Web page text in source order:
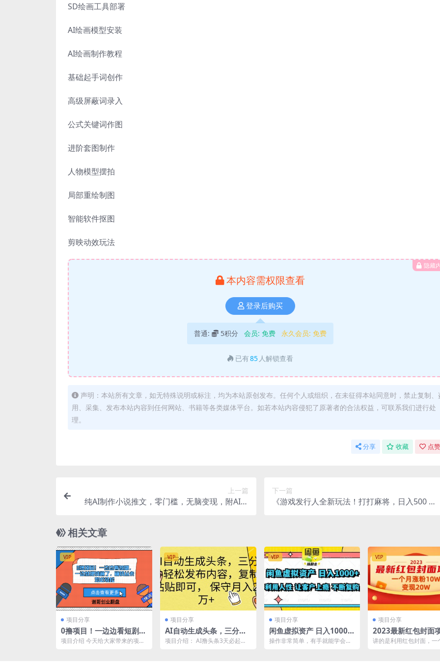
SD绘画工具部署
AI绘画模型安装
AI绘画制作教程
基础起手词创作
高级屏蔽词录入
公式关键词作图
进阶套图制作
人物模型摆拍
局部重绘制图
智能软件抠图
剪映动效玩法
隐藏
本内容需权限查看
登录后购买
普通: 5积分 会员: 免费 永久会员: 免费
已有85 人解锁查看
声明：本站所有文章，如无特殊说明或标注，均为本站原创发布。任何个人或组织，在未征得本站同意时，禁止复制、
用、采集、发布本站内容到任何网站、书籍等各类媒体平台。如若本站内容侵犯了原著者的合法权益，可联系我们进行处
理。
分享 收藏 点
上一篇
纯AI制作小说推文，零门槛，无脑变现，附AI工
下一篇
《游戏发行人全新玩法！打打麻将，日入500 ，
相关文章
VIP
项目分享
0撸项目！一边边看短剧，
一边就把钱赚了，赚钱从
项目介绍 今天给大家带来的项目
VIP
项目分享
AI自动生成头条，三分钟
轻松发布内容，复制粘贴
项目介绍： AI撸头条3天必起
VIP
项目分享
闲鱼虚拟资产 日入1000+
利用人性 让客户上瘾 不停
操作非常简单，有手就能学会，
VIP
项目分享
2023最新红包封面
【视频+资料】
讲的是利用红包封面，一